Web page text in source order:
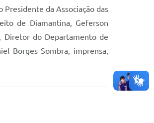
da Associação das
de Diamantina, Geferson
Diretor do Departamento de
Borges Sombra, imprensa,